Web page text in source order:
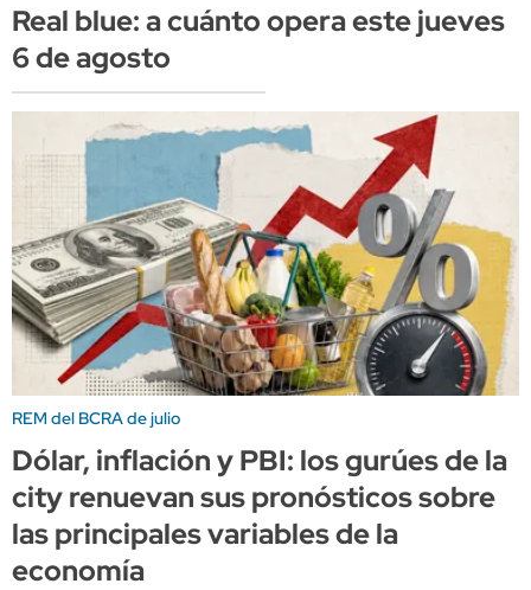
Real blue: a cuánto opera este jueves
6 de agosto
REM del BCRA de julio
Dólar, inflación y PBI: los gurúes de la
city renuevan sus pronósticos sobre
las principales variables de la
economía